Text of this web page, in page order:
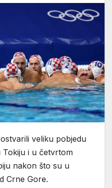
veliku pobjedu
Tokiju i u četvrtom
nakon što su u
Crne Gore.